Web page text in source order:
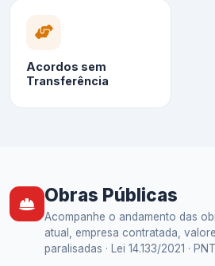
Acordos sem
Transferência
Obras Públicas
Acompanhe o andamento das
atual, empresa contratada,
paralisadas · Lei 14.133/2021 ·